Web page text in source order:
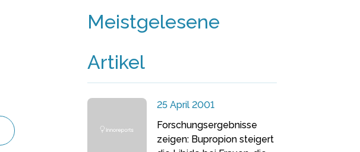
Meistgelesene
Artikel
25 April 2001
Forschungsergebnisse
zeigen: Bupropion steigert